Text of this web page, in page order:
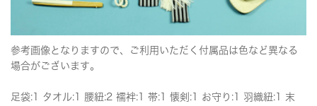
参考画像となりますので、ご利用いただく付属品は色など異なる
場合がございます。
足袋:1 タオル:1 腰紐:2 襦袢:1 帯:1 懐剣:1 お守り:1 羽織紐:1 末